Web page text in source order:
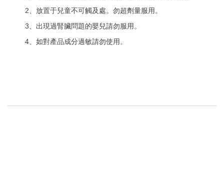
2、放置于兒童不可觸及處。勿超劑量服用。
3、出現過腎臟問題的嬰兒請勿服用。
4、如對產品成分過敏請勿使用。